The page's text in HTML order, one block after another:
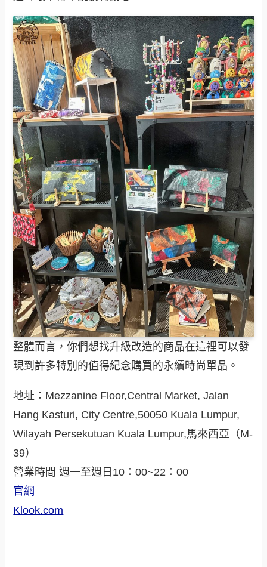
整體而言，你們想找升級改造的商品在這裡可以發
現到許多特別的值得紀念購買的永續時尚單品。
地址：Mezzanine Floor,Central Market, Jalan
Hang Kasturi, City Centre,50050 Kuala Lumpur,
Wilayah Persekutuan Kuala Lumpur,馬來西亞（M-
39）
營業時間 週一至週日10：00~22：00
官網
Klook.com